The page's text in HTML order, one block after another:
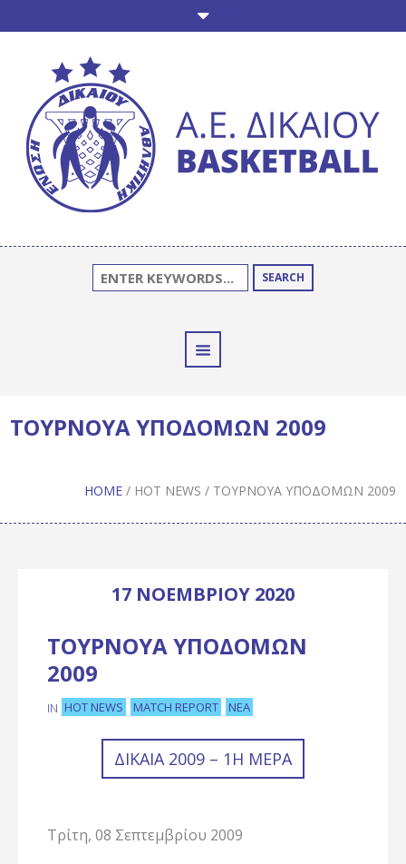
SEARCH
ΤΟΥΡΝΟΥΑ ΥΠΟΔΟΜΩΝ 2009
HOME / HOT NEWS / ΤΟΥΡΝΟΥΑ ΥΠΟΔΟΜΩΝ 2009
17 ΝΟΕΜΒΡΊΟΥ 2020
ΤΟΥΡΝΟΥΑ ΥΠΟΔΟΜΩΝ
2009
IN HOT NEWS MATCH REPORT ΝΈΑ
ΔΊΚΑΙΑ 2009 – 1Η ΜΈΡΑ
Τρίτη, 08 Σεπτεμβρίου 2009